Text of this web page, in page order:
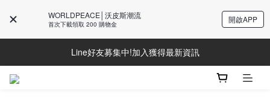
WORLDPEACE│沃皮斯潮流
首次下載領取 200 購物金 開啟APP
Line好友募集中!加入獲得最新資訊
Line好友募集中!加入獲得最新資訊
防詐騙提醒!請勿聽從不明來電操作ATM與提供個人資訊